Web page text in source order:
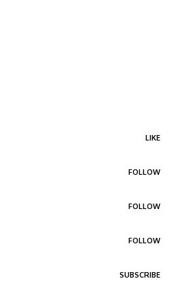
LIKE
FOLLOW
FOLLOW
FOLLOW
SUBSCRIBE